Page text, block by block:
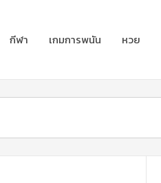
กีฬา เกมการพนัน หวย